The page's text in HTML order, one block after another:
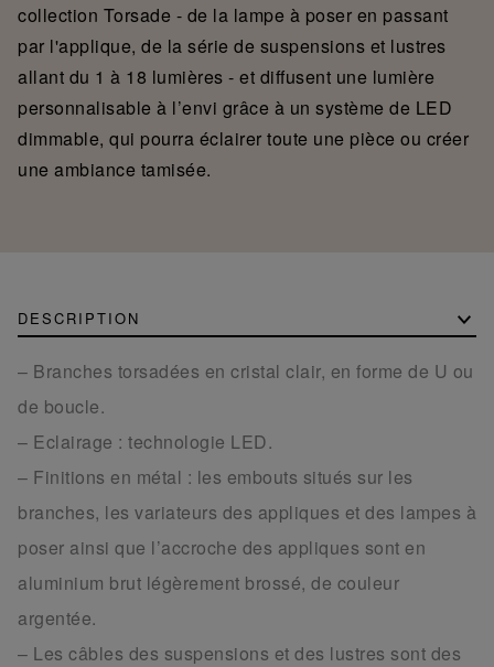
collection Torsade - de la lampe à poser en passant
par l'applique, de la série de suspensions et lustres
allant du 1 à 18 lumières - et diffusent une lumière
personnalisable à l’envi grâce à un système de LED
dimmable, qui pourra éclairer toute une pièce ou créer
une ambiance tamisée.
DESCRIPTION
– Branches torsadées en cristal clair, en forme de U ou
de boucle.
– Eclairage : technologie LED.
– Finitions en métal : les embouts situés sur les
branches, les variateurs des appliques et des lampes à
poser ainsi que l’accroche des appliques sont en
aluminium brut légèrement brossé, de couleur
argentée.
– Les câbles des suspensions et des lustres sont des